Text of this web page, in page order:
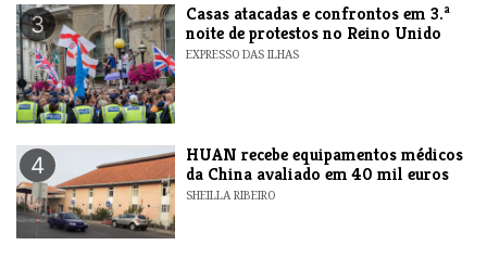
3
Casas atacadas e confrontos em 3.ª
noite de protestos no Reino Unido
EXPRESSO DAS ILHAS
4
HUAN recebe equipamentos médicos
da China avaliado em 40 mil euros
SHEILLA RIBEIRO